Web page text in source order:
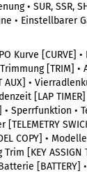
• SUR, SSR,
• Einstellbarer
Kurve [CURVE]
[TRIM] •
AUX] •
[LAP
• Sperrfunktion
COPY] •
[KEY
[BATTERY]